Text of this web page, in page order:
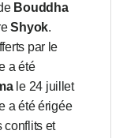
Bouddha
Shyok.
par le
a été
le 24 juillet
a été érigée
conflits et